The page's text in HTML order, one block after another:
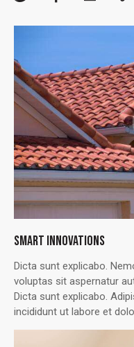
SMART INNOVATIONS
Dicta sunt explicabo.
voluptas sit aspernatur
Dicta sunt explicabo.
incididunt ut labore et